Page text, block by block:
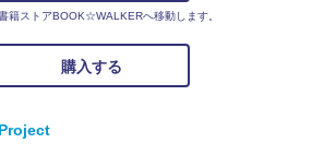
籍ストアBOOK☆WALKERへ移動します。
購入する